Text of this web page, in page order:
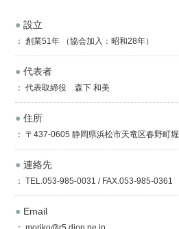
● 設立
： 創業51年 （協会加入：昭和28年）
● 代表者
： 代表取締役 森下 和美
● 住所
： 〒437-0605 静岡県浜松市天竜区春野町
● 連絡先
： TEL.053-985-0031 / FAX.053-985-0361
● Email